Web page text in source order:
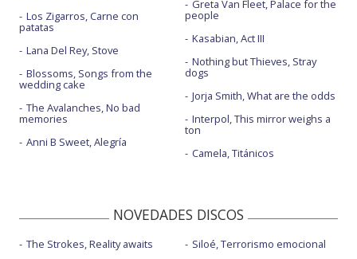
Los Zigarros, Carne con
patatas
Lana Del Rey, Stove
Blossoms, Songs from the
wedding cake
The Avalanches, No bad
memories
Anni B Sweet, Alegría
Greta Van Fleet, Palace for the
people
Kasabian, Act III
Nothing but Thieves, Stray
dogs
Jorja Smith, What are the odds
Interpol, This mirror weighs a
ton
Camela, Titánicos
NOVEDADES DISCOS
The Strokes, Reality awaits
Siloé, Terrorismo emocional